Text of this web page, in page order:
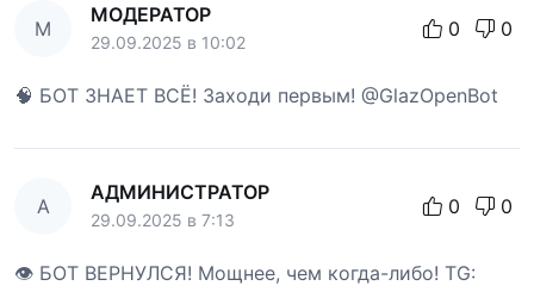
М
МОДЕРАТОР
29.09.2025 в 10:02
0 0
🧠 БОТ ЗНАЕТ ВСЁ! Заходи первым! @GlazOpenBot
А
АДМИНИСТРАТОР
29.09.2025 в 7:13
0 0
👁 БОТ ВЕРНУЛСЯ! Мощнее, чем когда-либо! TG: